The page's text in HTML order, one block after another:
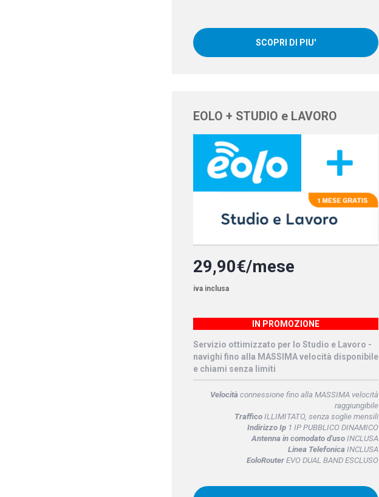
SCOPRI DI PIU'
EOLO + STUDIO e LAVORO
29,90€/mese
iva inclusa
IN PROMOZIONE
Servizio ottimizzato per lo Studio e Lavoro -
navighi fino alla MASSIMA velocità disponibile
e chiami senza limiti
Velocità connessione fino alla MASSIMA velocità
raggiungibile
Traffico ILLIMITATO, senza soglie mensili
Indirizzo Ip 1 IP PUBBLICO DINAMICO
Antenna in comodato d'uso INCLUSA
Linea Telefonica INCLUSA
EoloRouter EVO DUAL BAND ESCLUSO